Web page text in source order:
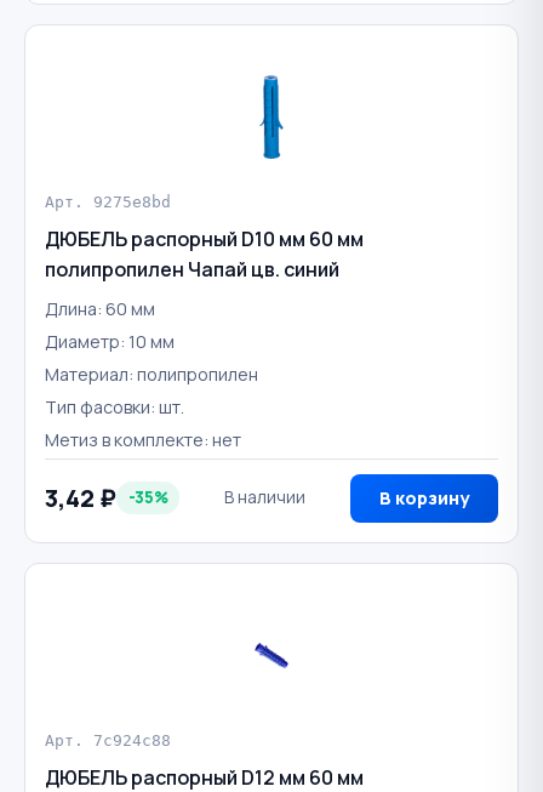
Арт. 9275e8bd
ДЮБЕЛЬ распорный D10 мм 60 мм
полипропилен Чапай цв. синий
Длина: 60 мм
Диаметр: 10 мм
Материал: полипропилен
Тип фасовки: шт.
Метиз в комплекте: нет
3,42 ₽ -35% В наличии В корзину
Арт. 7c924c88
ДЮБЕЛЬ распорный D12 мм 60 мм